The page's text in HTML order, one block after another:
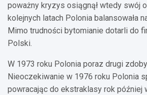
poważny kryzys osiągnął wtedy swój
kolejnych latach Polonia balansowała
Mimo trudności bytomianie dotarli do
Polski.
W 1973 roku Polonia poraz drugi
Nieoczekiwanie w 1976 roku Polonia
powracając do ekstraklasy rok później